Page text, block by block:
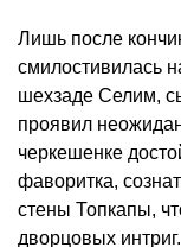
Лишь после
смилостивилась
шехзаде Селим,
проявил
черкешенке
фаворитка,
стены Топкапы,
дворцовых интриг.